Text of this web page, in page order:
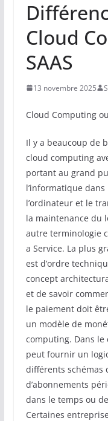
Cloud
SAAS
13 novembre 2025
Cloud Computing
Il y a beaucoup de
cloud computing
portant au grand
l’informatique
l’ordinateur et le
la maintenance du
autre terminologie
a Service. La plus
est d’ordre
concept
et de savoir
le paiement doit
un modèle de
computing. Dans le
peut fournir un
différents schémas
d’abonnements
dans le temps ou
Certaines